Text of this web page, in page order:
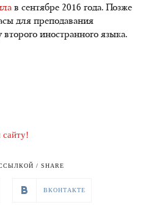
в сентябре 2016 года. Позже
для преподавания
второго иностранного языка.
/ SHARE
ВКОНТАКТЕ